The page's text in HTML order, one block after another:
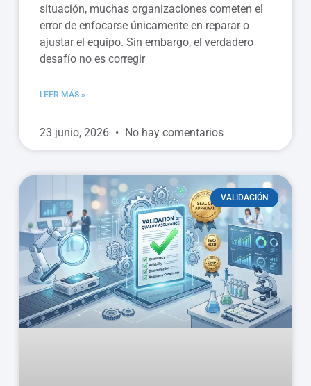
situación, muchas organizaciones cometen el
error de enfocarse únicamente en reparar o
ajustar el equipo. Sin embargo, el verdadero
desafío no es corregir
LEER MÁS »
23 junio, 2026 No hay comentarios
VALIDACIÓN